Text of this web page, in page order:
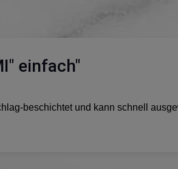
einfach"
beschichtet und kann schnell